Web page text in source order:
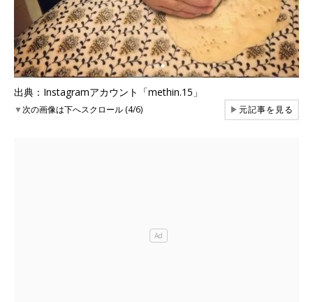
出典：Instagramアカウント「methin.15」
▼次の画像は下へスクロール (4/6) ▶元記事を見る